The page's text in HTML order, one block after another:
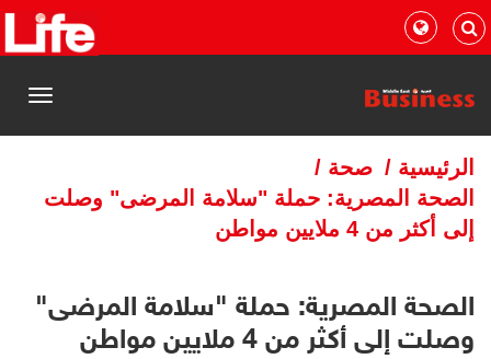
القائمة
الرئيسية / صحة /
الصحة المصرية: حملة "سلامة المرضى" وصلت
إلى أكثر من 4 ملايين مواطن
الصحة المصرية: حملة "سلامة المرضى"
وصلت إلى أكثر من 4 ملايين مواطن